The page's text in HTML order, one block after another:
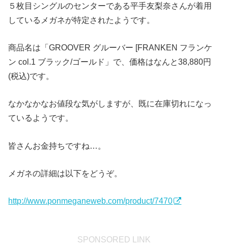
５枚目シングルのセンターである平手友梨奈さんが着用
しているメガネが特定されたようです。
商品名は「GROOVER グルーバー [FRANKEN フランケ
ン col.1 ブラック/ゴールド」で、価格はなんと38,880円
(税込)です。
なかなかなお値段な気がしますが、既に在庫切れになっ
ているようです。
皆さんお金持ちですね…。
メガネの詳細は以下をどうぞ。
http://www.ponmeganeweb.com/product/7470
SPONSORED LINK